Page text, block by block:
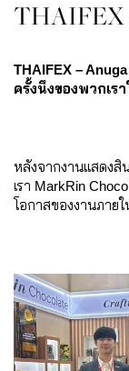
THAIFEX
THAIFEX –
ครั้งนึงของพวกเร
หลังจากงานแสดง
เรา MarkRin
โอกาสของงานภาย